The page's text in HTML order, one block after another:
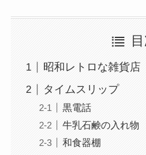
昭和レトロな雑貨店
タイムスリップ
黒電話
牛乳石鹸の入れ物
和食器棚